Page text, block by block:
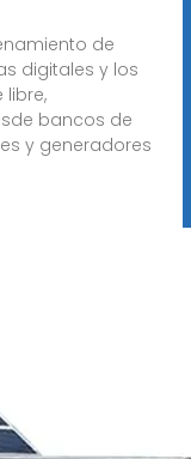
de
digitales y los
bancos de
y generadores